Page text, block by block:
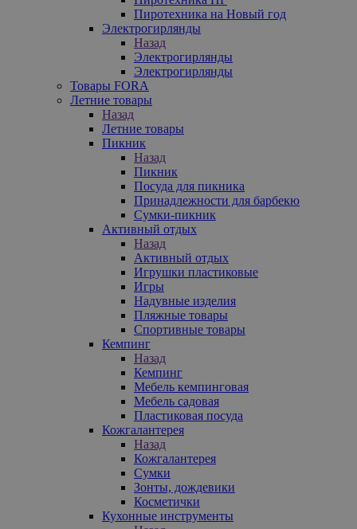
Пиротехника на Новый год
Электрогирлянды
Назад
Электрогирлянды
Электрогирлянды
Товары FORA
Летние товары
Назад
Летние товары
Пикник
Назад
Пикник
Посуда для пикника
Принадлежности для барбекю
Сумки-пикник
Активный отдых
Назад
Активный отдых
Игрушки пластиковые
Игры
Надувные изделия
Пляжные товары
Спортивные товары
Кемпинг
Назад
Кемпинг
Мебель кемпинговая
Мебель садовая
Пластиковая посуда
Кожгалантерея
Назад
Кожгалантерея
Сумки
Зонты, дождевики
Косметички
Кухонные инструменты